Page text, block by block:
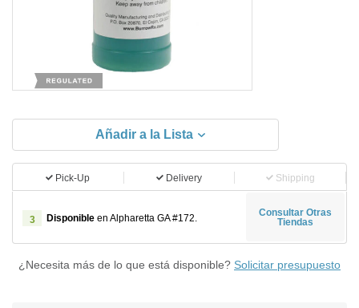
Añadir a la Lista
Pick-Up Delivery Shipping
3 Disponible en Alpharetta GA #172.
Consultar Otras
Tiendas
¿Necesita más de lo que está disponible? Solicitar presupuesto